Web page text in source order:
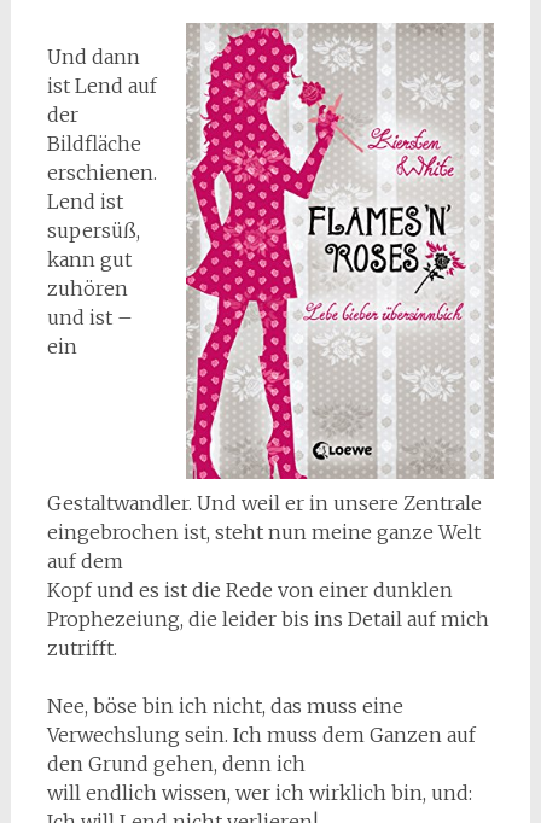
Und dann
ist Lend auf
der
Bildfläche
erschienen.
Lend ist
supersüß,
kann gut
zuhören
und ist –
ein
Gestaltwandler. Und weil er in unsere Zentrale
eingebrochen ist, steht nun meine ganze Welt
auf dem
Kopf und es ist die Rede von einer dunklen
Prophezeiung, die leider bis ins Detail auf mich
zutrifft.
Nee, böse bin ich nicht, das muss eine
Verwechslung sein. Ich muss dem Ganzen auf
den Grund gehen, denn ich
will endlich wissen, wer ich wirklich bin, und: